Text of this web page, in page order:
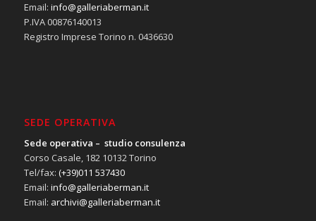
Email: info@galleriaberman.it
P.IVA 00876140013
Registro Imprese Torino n. 0436630
SEDE OPERATIVA
Sede operativa – studio consulenza
Corso Casale, 182 10132 Torino
Tel/fax: (+39)011 537430
Email: info@galleriaberman.it
Email: archivi@galleriaberman.it